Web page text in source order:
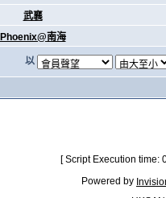
武襄
Phoenix@南海
以
[ Script Execution
Powered by